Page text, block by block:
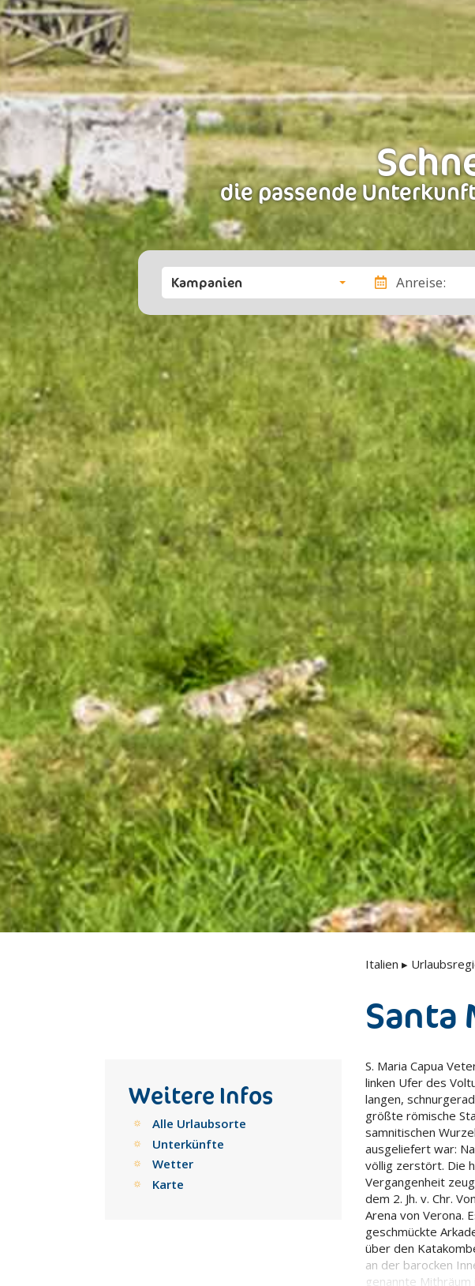
die passende
Kampanien Anreise:
Italien ▸
Santa
S. Maria Capua
linken Ufer des
langen,
größte römische
samnitischen
ausgeliefert war:
völlig zerstört. Die
Vergangenheit
dem 2. Jh. v. Chr.
Arena von Verona.
geschmückte
über den
an der barocken
genannte Mithräum
Weitere Infos
Alle Urlaubsorte
Unterkünfte
Wetter
Karte